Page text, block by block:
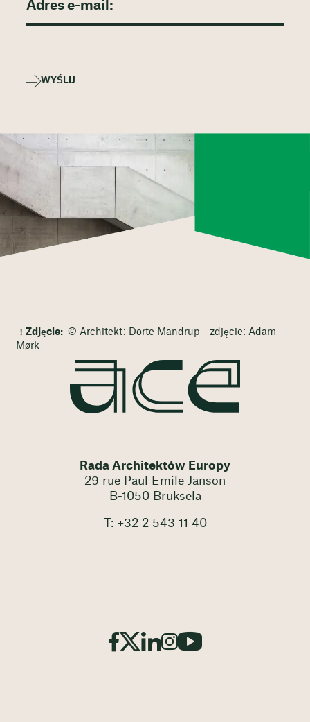
WYŚLIJ
Zdjęcie: © Architekt: Dorte Mandrup - zdjęcie: Adam
Mørk
Rada Architektów Europy
29 rue Paul Emile Janson
B-1050 Bruksela
T: +32 2 543 11 40